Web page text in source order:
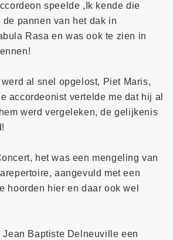
speelde ,Ik kende die
pannen van het dak in
Rasa en was ook te zien in
al snel opgelost, Piet Maris,
accordeonist vertelde me dat hij al
werd vergeleken, de gelijkenis
het was een mengeling van
aangevuld met een
hoorden hier en daar ook wel
Baptiste Delneuville een